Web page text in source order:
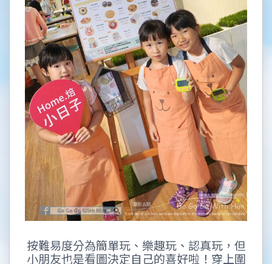
按難易度分為簡單玩、樂趣玩、認真玩，但
小朋友也是看圖決定自己的喜好啦！穿上圍